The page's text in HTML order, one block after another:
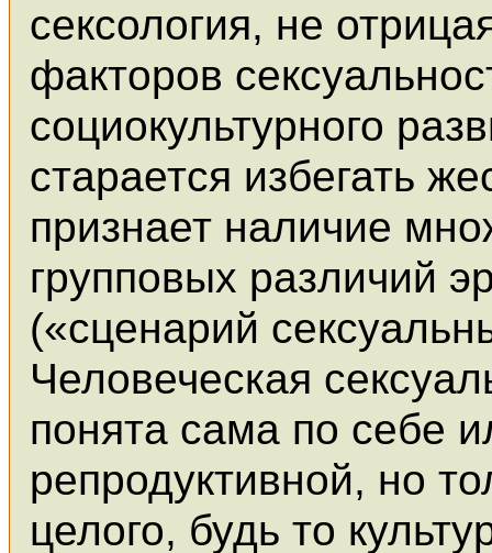
сексология, не
факторов
социокультурного
старается избегать
признает наличие
групповых различий
(«сценарий
Человеческая
понята сама по себе
репродуктивной, но
целого, будь то